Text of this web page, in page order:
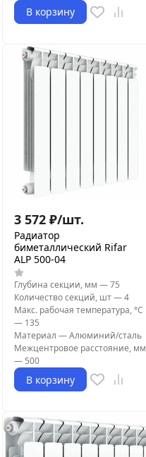
В корзину
3 572 ₽/шт.
Радиатор
биметаллический Rifar
ALP 500-04
Глубина секции, мм —75
Количество секций, шт—4
Макс. рабочая температура, °С
— 135
Материал —Алюминий/сталь
Межцентровое расстояние, мм
— 500
В корзину